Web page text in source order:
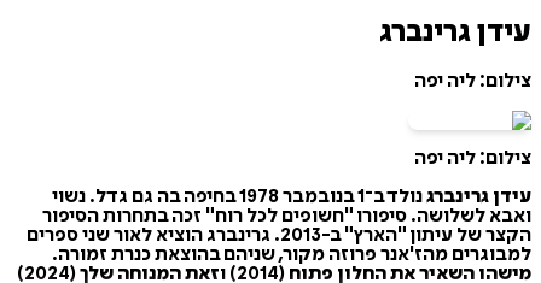
עידן גרינברג
צילום: ליה יפה
צילום: ליה יפה
עידן גרינברג
נולד ב־1 בנובמבר 1978 בחיפה בה גם גדל. נשוי
ואבא לשלושה. סיפורו "חשופים לכל רוח" זכה בתחרות הסיפור
הקצר של עיתון "הארץ" ב-2013. גרינברג הוציא לאור שני ספרים
למבוגרים מהז'אנר פרוזה מקור, שניהם בהוצאת כנרת זמורה.
מישהו השאיר את החלון פתוח (2014) ו זאת המנוחה שלך
(2024)